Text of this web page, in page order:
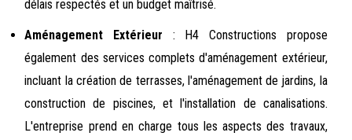
délais respectés et un budget maîtrisé.
Aménagement Extérieur : H4 Constructions propose
également des services complets d'aménagement extérieur,
incluant la création de terrasses, l'aménagement de jardins, la
construction de piscines, et l'installation de canalisations.
L'entreprise prend en charge tous les aspects des travaux,